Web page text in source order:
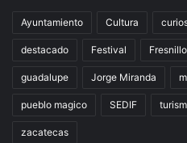
Ayuntamiento Cultura
destacado Festival Fresnillo
guadalupe Jorge Miranda
pueblo magico SEDIF
zacatecas